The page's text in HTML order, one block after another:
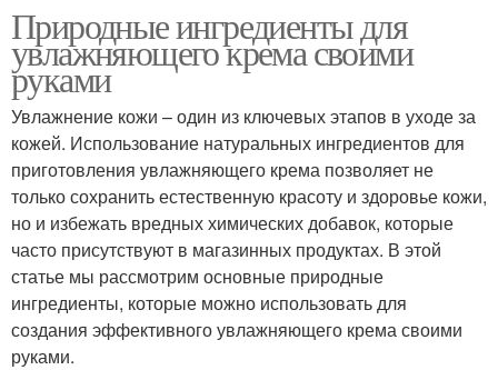
Природные ингредиенты для
увлажняющего крема своими
руками
Увлажнение кожи – один из ключевых этапов в уходе за
кожей. Использование натуральных ингредиентов для
приготовления увлажняющего крема позволяет не
только сохранить естественную красоту и здоровье кожи,
но и избежать вредных химических добавок, которые
часто присутствуют в магазинных продуктах. В этой
статье мы рассмотрим основные природные
ингредиенты, которые можно использовать для
создания эффективного увлажняющего крема своими
руками.